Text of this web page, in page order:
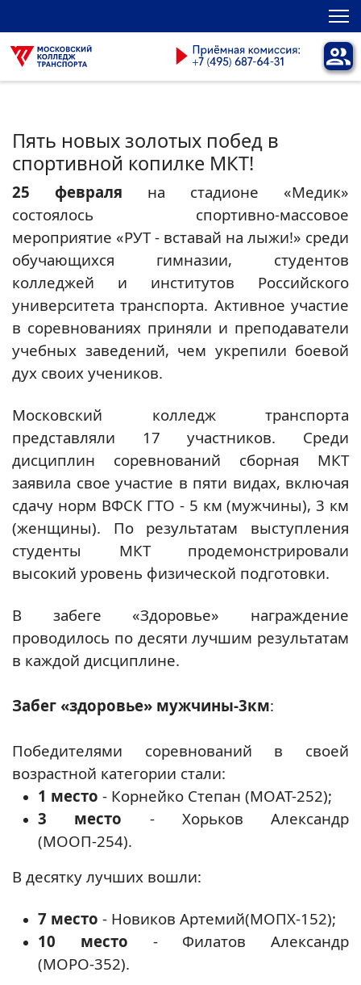
Пять новых золотых побед в
спортивной копилке МКТ!
25 февраля на стадионе «Медик»
состоялось спортивно-массовое
мероприятие «РУТ - вставай на лыжи!» среди
обучающихся гимназии, студентов
колледжей и институтов Российского
университета транспорта. Активное участие
в соревнованиях приняли и преподаватели
учебных заведений, чем укрепили боевой
дух своих учеников.
Московский колледж транспорта
представляли 17 участников. Среди
дисциплин соревнований сборная МКТ
заявила свое участие в пяти видах, включая
сдачу норм ВФСК ГТО - 5 км (мужчины), 3 км
(женщины). По результатам выступления
студенты МКТ продемонстрировали
высокий уровень физической подготовки.
В забеге «Здоровье» награждение
проводилось по десяти лучшим результатам
в каждой дисциплине.
Забег «здоровье» мужчины-3км:
Победителями соревнований в своей
возрастной категории стали:
1 место - Корнейко Степан (МОАТ-252);
3 место - Хорьков Александр
(МООП-254).
В десятку лучших вошли:
7 место - Новиков Артемий(МОПХ-152);
10 место - Филатов Александр
(МОРО-352).